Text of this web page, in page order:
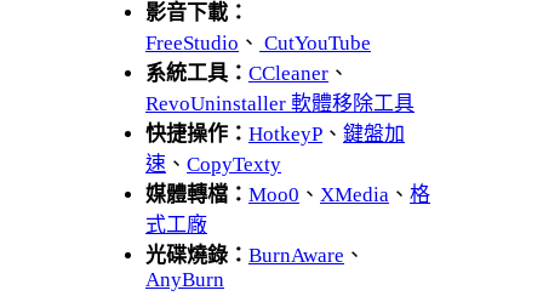
影音下載：
FreeStudio 、 CutYouTube
系統工具： CCleaner 、
RevoUninstaller 軟體移除工具
快捷操作： HotkeyP 、 鍵盤加
速 、 CopyTexty
媒體轉檔： Moo0 、 XMedia 、 格
式工廠
光碟燒錄： BurnAware 、
AnyBurn